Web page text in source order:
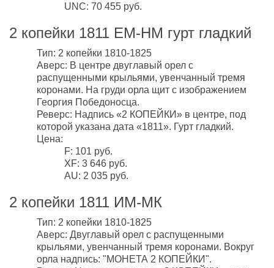
UNC: 70 455 руб.
2 копейки 1811 ЕМ-НМ гурт гладкий
Тип: 2 копейки 1810-1825
Аверс: В центре двуглавый орел с
распущенными крыльями, увенчанный тремя
коронами. На груди орла щит с изображением
Георгия Победоносца.
Реверс: Надпись «2 КОПЕЙКИ» в центре, под
которой указана дата «1811». Гурт гладкий.
Цена:
F: 101 руб.
XF: 3 646 руб.
AU: 2 035 руб.
2 копейки 1811 ИМ-МК
Тип: 2 копейки 1810-1825
Аверс: Двуглавый орел с распущенными
крыльями, увенчанный тремя коронами. Вокруг
орла надпись: "МОНЕТА 2 КОПЕЙКИ".